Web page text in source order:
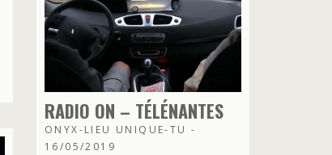
RADIO ON – TÉLÉNANTES
ONYX-LIEU UNIQUE-TU -
16/05/2019